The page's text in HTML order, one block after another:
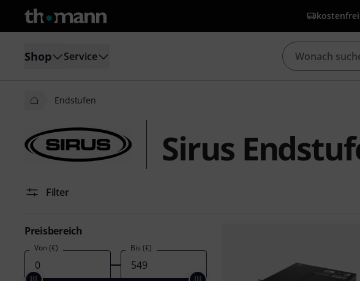
Shop Service
Endstufen
Sirus
Filter
Preisbereich
Von (€) Bis (€)